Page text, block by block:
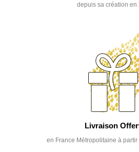
depuis sa création en
Livraison
en France Métropolitaine à